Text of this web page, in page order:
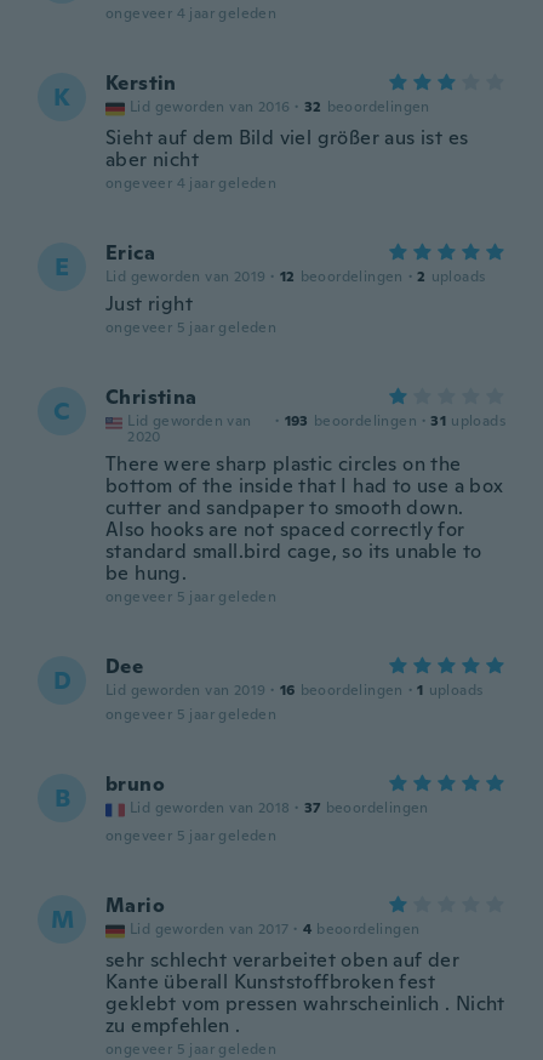
ongeveer 4 jaar geleden
K Kerstin
Lid geworden van 2016 · 32 beoordelingen
Sieht auf dem Bild viel größer aus ist es
aber nicht
ongeveer 4 jaar geleden
E Erica
Lid geworden van 2019 · 12 beoordelingen · 2 uploads
Just right
ongeveer 5 jaar geleden
C Christina
Lid geworden van
2020
· 193 beoordelingen · 31 uploads
There were sharp plastic circles on the
bottom of the inside that I had to use a box
cutter and sandpaper to smooth down.
Also hooks are not spaced correctly for
standard small.bird cage, so its unable to
be hung.
ongeveer 5 jaar geleden
D Dee
Lid geworden van 2019 · 16 beoordelingen · 1 uploads
ongeveer 5 jaar geleden
B bruno
Lid geworden van 2018 · 37 beoordelingen
ongeveer 5 jaar geleden
M Mario
Lid geworden van 2017 · 4 beoordelingen
sehr schlecht verarbeitet oben auf der
Kante überall Kunststoffbroken fest
geklebt vom pressen wahrscheinlich . Nicht
zu empfehlen .
ongeveer 5 jaar geleden